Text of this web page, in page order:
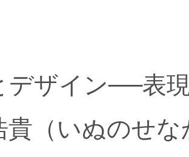
デザイン──表
貴（いぬのせ